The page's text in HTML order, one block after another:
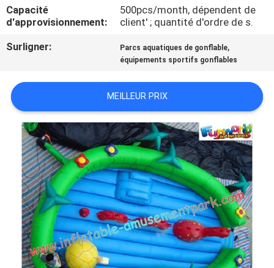
DU
SITE
POLICY
Capacité
d'approvisionnement:
500pcs/month, dépendent de
client' ; quantité d'ordre de s.
Surligner:
Parcs aquatiques de gonflable,
équipements sportifs gonflables
MEILLEUR PRIX